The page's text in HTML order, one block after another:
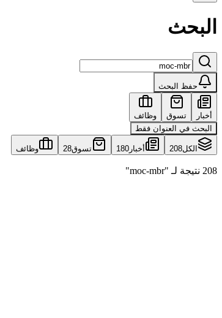
البحث
حفظ البحث
أخبار تسوق
وظائف
البحث في العنوان فقط
الكل208 أخبار 180 تسوق28 وظائف
208 نتيجة لـ "moc-mbr"